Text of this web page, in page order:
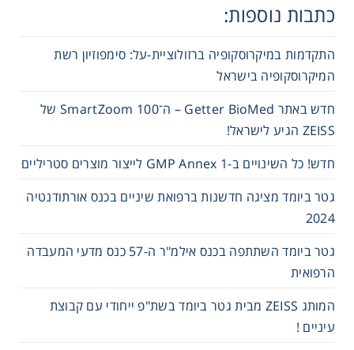
כתבות נוספות:
התקדמות במיקרוסקופיה ברזולוציית-על: סימפוזיון רשת
המיקרוסקופיה בישראל
חדש באתר Getter BioMed – ה־SmartZoom 100 של
ZEISS הגיע לישראל!
חדש! כל השינויים ב-GMP Annex 1 לייצור מוצרים סטריליים
גטר ביומד מציגה חדשנות ברפואת שיניים בכנס אורתודנטיה
2024
גטר ביומד השתתפה בכנס אילמ"ר ה-57 כנס מדעי המעבדה
הרפואית
המותג ZEISS מבית גטר ביומד בשת"פ ייחודי עם קבוצת
עיניים !
Chemicals